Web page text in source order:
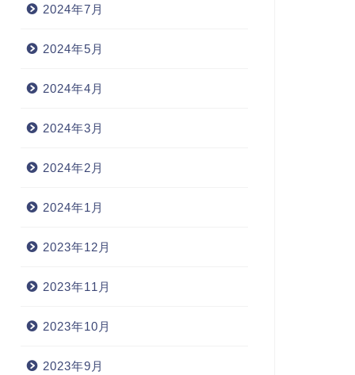
2024年7月
2024年5月
2024年4月
2024年3月
2024年2月
2024年1月
2023年12月
2023年11月
2023年10月
2023年9月